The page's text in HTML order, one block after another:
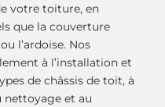
votre toiture, en
que la couverture
l’ardoise. Nos
à l’installation et
de châssis de toit, à
nettoyage et au